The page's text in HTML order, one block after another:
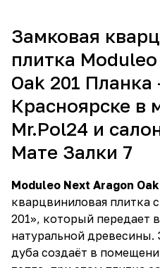
Замковая
плитка
Oak 201 Планка
Красноярске в
Mr.Pol24 и
Мате Залки 7
Moduleo Next Aragon
кварцвиниловая плитка
201», который передает
натуральной древесины.
дуба создаёт в